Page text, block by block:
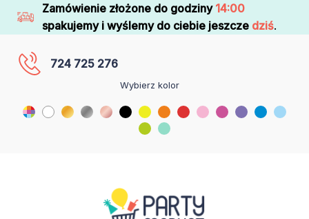
Zamówienie złożone do godziny 14:00
spakujemy i wyślemy do ciebie jeszcze dziś.
724 725 276
Wybierz kolor